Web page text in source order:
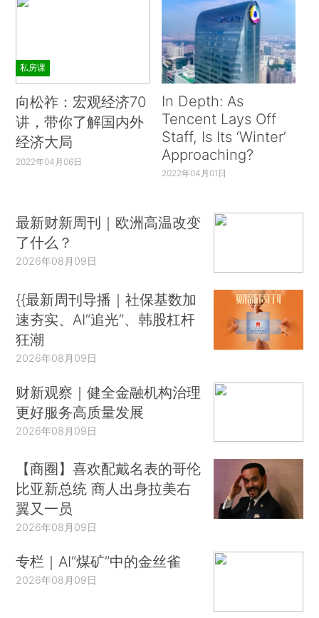
私房课
向松祚：宏观经济70
讲，带你了解国内外
经济大局
2022年04月06日
In Depth: As
Tencent Lays Off
Staff, Is Its ‘Winter’
Approaching?
2022年04月01日
最新财新周刊｜欧洲高温改变
了什么？
2026年08月09日
{{最新周刊导播｜社保基数加
速夯实、AI“追光”、韩股杠杆
狂潮
2026年08月09日
财新观察｜健全金融机构治理
更好服务高质量发展
2026年08月09日
【商圈】喜欢配戴名表的哥伦
比亚新总统 商人出身拉美右
翼又一员
2026年08月09日
专栏｜AI“煤矿”中的金丝雀
2026年08月09日